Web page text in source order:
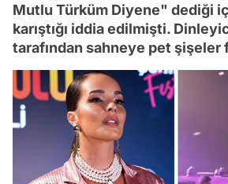
Mutlu Türküm Diyene" dediği
karıştığı iddia edilmişti.
tarafından sahneye pet şişeler